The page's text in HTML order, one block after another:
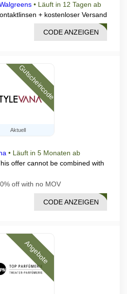
• Läuft in 12 Tagen ab
+ kostenloser Versand
AL20
CODE ANZEIGEN
Aktuell
Gutscheincode
• Läuft in 5 Monaten ab
offer cannot be combined with
off with no MOV
COME
CODE ANZEIGEN
Angebote